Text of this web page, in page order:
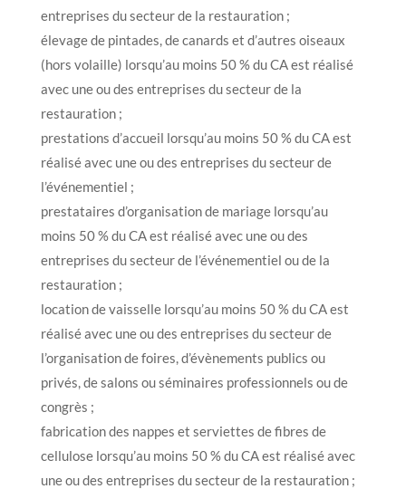
entreprises du secteur de la restauration ;
élevage de pintades, de canards et d’autres oiseaux
(hors volaille) lorsqu’au moins 50 % du CA est réalisé
avec une ou des entreprises du secteur de la
restauration ;
prestations d’accueil lorsqu’au moins 50 % du CA est
réalisé avec une ou des entreprises du secteur de
l’événementiel ;
prestataires d’organisation de mariage lorsqu’au
moins 50 % du CA est réalisé avec une ou des
entreprises du secteur de l’événementiel ou de la
restauration ;
location de vaisselle lorsqu’au moins 50 % du CA est
réalisé avec une ou des entreprises du secteur de
l’organisation de foires, d’évènements publics ou
privés, de salons ou séminaires professionnels ou de
congrès ;
fabrication des nappes et serviettes de fibres de
cellulose lorsqu’au moins 50 % du CA est réalisé avec
une ou des entreprises du secteur de la restauration ;